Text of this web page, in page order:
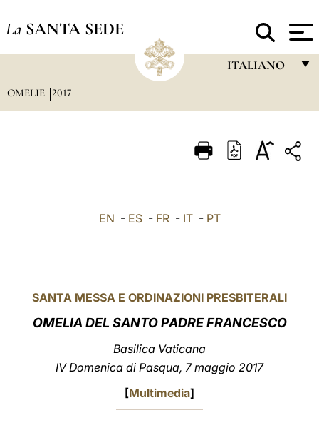
La SANTA SEDE
ITALIANO
ITALIANO
中文
OMELIE 2017
EN - ES- FR- IT- PT
SANTA MESSA E ORDINAZIONI PRESBITERALI
OMELIA DEL SANTO PADRE FRANCESCO
Basilica Vaticana
IV Domenica di Pasqua, 7 maggio 2017
[Multimedia]